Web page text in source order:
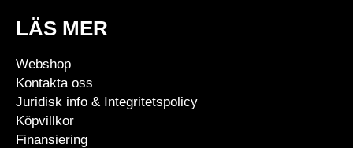
LÄS MER
Webshop
Kontakta oss
Juridisk info & Integritetspolicy
Köpvillkor
Finansiering